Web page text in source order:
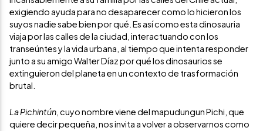
exigiendo ayuda para no desaparecer como lo hicieron los
suyos nadie sabe bien por qué. Es así como esta dinosauria
viaja por las calles de la ciudad, interactuando con los
transeúntes y la vida urbana, al tiempo que intenta responder
junto a su amigo Walter Díaz por qué los dinosaurios se
extinguieron del planeta en un contexto de trasformación
brutal.
La Pichintún , cuyo nombre viene del mapudungun Pichi, que
quiere decir pequeña, nos invita a volver a observarnos como